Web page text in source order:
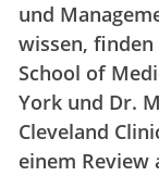
und
wissen, finden
School of
York und Dr.
Cleveland
einem Review